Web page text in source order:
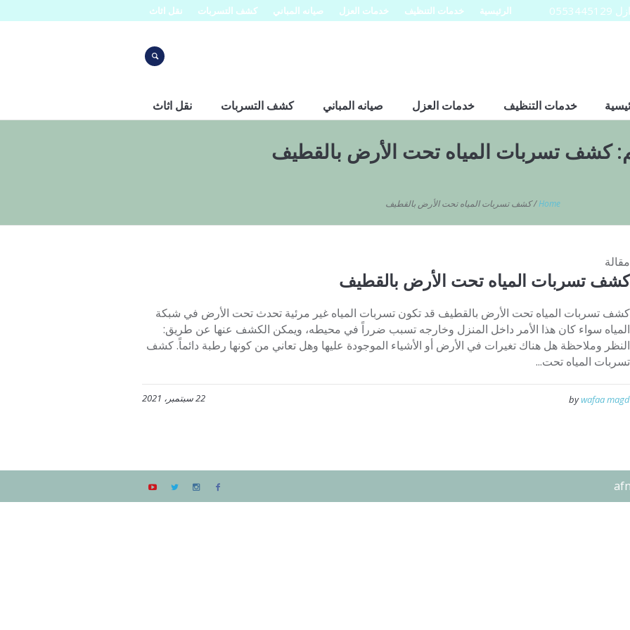
الرئيسية خدمات التنظيف خدمات العزل صيانه المباني كشف التسربات نقل اثاث
خدمات التنظيف خدمات العزل صيانه المباني كشف التسربات نقل اثاث
كشف تسربات المياه تحت الأرض بالقطيف
Home
/كشف تسربات المياه تحت الأرض بالقطيف
مقالة
كشف تسربات المياه تحت الأرض بالقطيف
كشف تسربات المياه تحت الأرض بالقطيف قد تكون تسربات المياه غير مرئية تحدث تحت الأرض في شبكة
المياه سواء كان هذا الأمر داخل المنزل وخارجه تسبب ضرراً في محيطه، ويمكن الكشف عنها عن طريق:
النظر وملاحظة هل هناك تغيرات في الأرض أو الأشياء الموجودة عليها وهل تعاني من كونها رطبة دائماً. كشف
تسربات المياه تحت...
22 سبتمبر، 2021 bywafaa magd